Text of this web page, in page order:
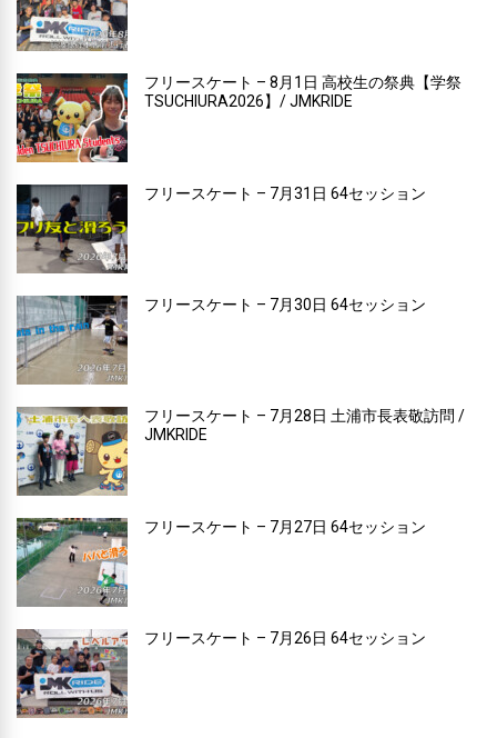
フリースケート – 8月1日 高校生の祭典【学祭
TSUCHIURA2026】/ JMKRIDE
フリースケート – 7月31日 64セッション
フリースケート – 7月30日 64セッション
フリースケート – 7月28日 土浦市長表敬訪問 /
JMKRIDE
フリースケート – 7月27日 64セッション
フリースケート – 7月26日 64セッション